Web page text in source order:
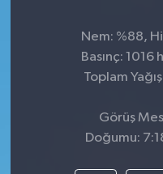
Nem: %88,
Basınç: 1016
Toplam
Görüş
Doğumu: